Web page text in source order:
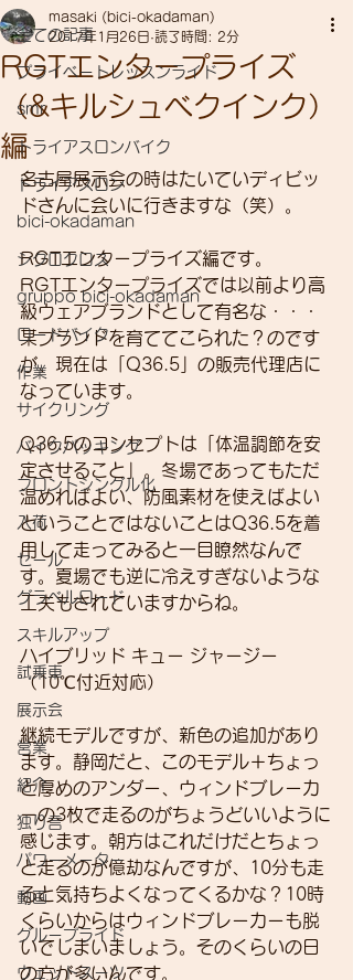
全ての記事
プライベートレッスンライド
smr
トライアスロンバイク
トライアスロン
bici-okadaman
シクロクロス
gruppo bici-okadaman
ロードバイク
作業
サイクリング
バイクパッキング
フロントシングル化
入荷
セール
グラベルロード
スキルアップ
試乗車
展示会
営業
紹介
独り言
パワーメーター
動画
グループライド
ウェットスーツ
RGTエンタープライズ
（&キルシュベクインク）
編
masaki (bici-okadaman)
2017年1月26日 読了時間: 2分
名古屋展示会の時はたいていディビッ
ドさんに会いに行きますな（笑）。
RGTエンタープライズ編です。
RGTエンタープライズでは以前より高
級ウェアブランドとして有名な・・・
某ブランドを育ててこられた？のです
が、現在は「Q36.5」の販売代理店に
なっています。
Q36.5のコンセプトは「体温調節を安
定させること」。冬場であってもただ
温めればよい、防風素材を使えばよい
ということではないことはQ36.5を着
用して走ってみると一目瞭然なんで
す。夏場でも逆に冷えすぎないような
工夫もされていますからね。
ハイブリッド キュー ジャージー
（10℃付近対応）
継続モデルですが、新色の追加があり
ます。静岡だと、このモデル＋ちょっ
と厚めのアンダー、ウィンドブレーカ
ーの3枚で走るのがちょうどいいように
感じます。朝方はこれだけだとちょっ
と走るのが億劫なんですが、10分も走
ると気持ちよくなってくるかな？10時
くらいからはウィンドブレーカーも脱
いでしまいましょう。そのくらいの日
の方が多いんです。